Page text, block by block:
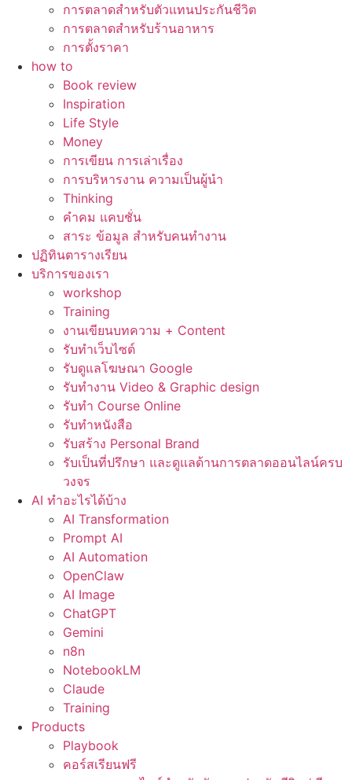
การตลาดสำหรับตัวแทนประกันชีวิต
การตลาดสำหรับร้านอาหาร
การตั้งราคา
how to
Book review
Inspiration
Life Style
Money
การเขียน การเล่าเรื่อง
การบริหารงาน ความเป็นผู้นำ
Thinking
คำคม แคบชั่น
สาระ ข้อมูล สำหรับคนทำงาน
ปฏิทินตารางเรียน
บริการของเรา
workshop
Training
งานเขียนบทความ + Content
รับทำเว็บไซต์
รับดูแลโฆษณา Google
รับทำงาน Video & Graphic design
รับทำ Course Online
รับทำหนังสือ
รับสร้าง Personal Brand
รับเป็นที่ปรึกษา และดูแลด้านการตลาดออนไลน์ครบ
วงจร
AI ทำอะไรได้บ้าง
AI Transformation
Prompt AI
AI Automation
OpenClaw
AI Image
ChatGPT
Gemini
n8n
NotebookLM
Claude
Training
Products
Playbook
คอร์สเรียนฟรี